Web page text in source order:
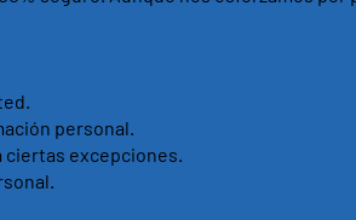
personal.
excepciones.